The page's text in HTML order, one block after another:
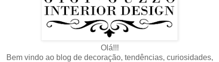
Olá!!!
Bem vindo ao blog de decoração, tendências, curiosidades,